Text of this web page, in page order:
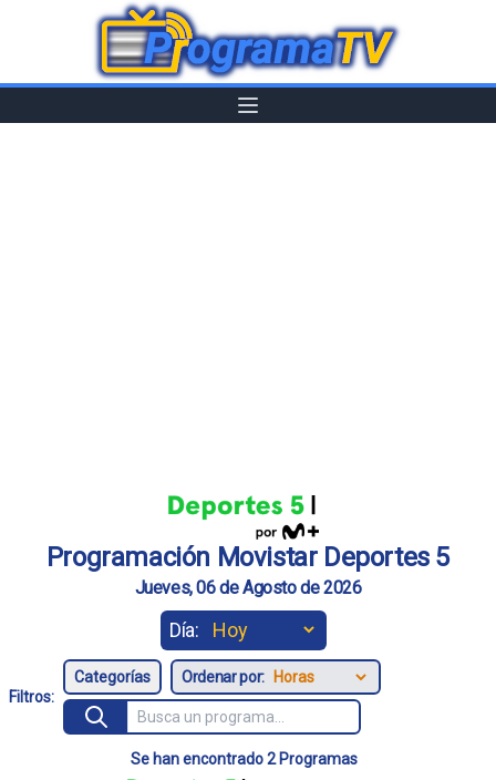
Programación Movistar Deportes 5
Jueves, 06 de Agosto de 2026
Día:
Filtros:
Ordenar por:
Se han encontrado 2 Programas